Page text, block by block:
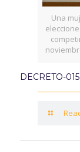
Una
DECRETO-